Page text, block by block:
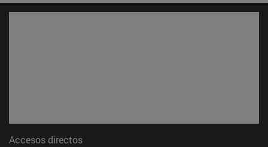
Accesos directos